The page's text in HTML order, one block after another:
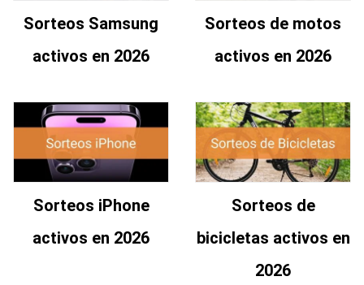
Sorteos Samsung
activos en 2026
Sorteos de motos
activos en 2026
Sorteos iPhone
activos en 2026
Sorteos de
bicicletas activos en
2026